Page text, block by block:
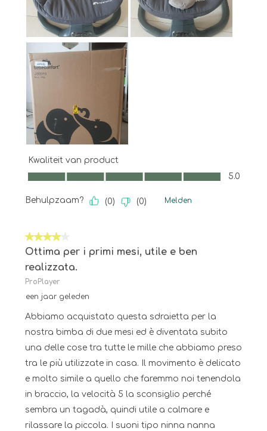
Kwaliteit van product
Kwaliteit van product, 5.0 van 5
5.0
Behulpzaam? (0) (0) Melden
4 van 5 sterren.
Ottima per i primi mesi, utile e ben
realizzata.
ProPlayer
een jaar geleden
Abbiamo acquistato questa sdraietta per la
nostra bimba di due mesi ed è diventata subito
una delle cose tra tutte le mille che abbiamo preso
tra le più utilizzate in casa. Il movimento è delicato
e molto simile a quello che faremmo noi tenendola
in braccio, la velocità 5 la sconsiglio perché
sembra un tagadà, quindi utile a calmare e
rilassare la piccola. I suoni tipo ninna nanna